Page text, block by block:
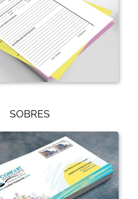
SOBRES